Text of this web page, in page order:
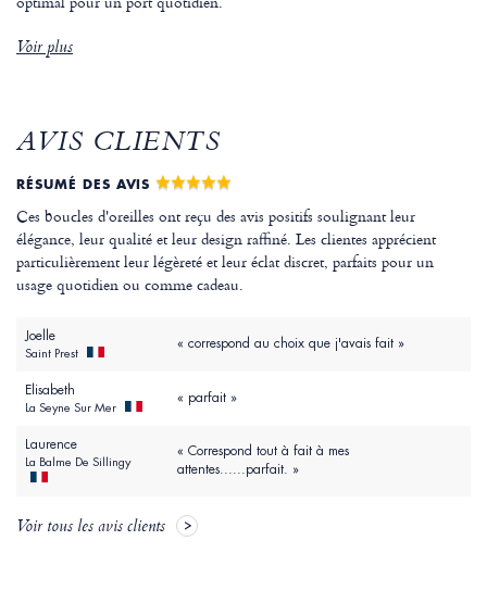
Voir plus
AVIS CLIENTS
RÉSUMÉ DES AVIS
Ces boucles d'oreilles ont reçu des avis positifs soulignant leur
élégance, leur qualité et leur design raffiné. Les clientes apprécient
particulièrement leur légèreté et leur éclat discret, parfaits pour un
usage quotidien ou comme cadeau.
Joelle
Saint Prest
« correspond au choix que j'avais fait »
Elisabeth
La Seyne Sur Mer
« parfait »
Laurence
La Balme De Sillingy
« Correspond tout à fait à mes
attentes......parfait. »
Voir tous les avis clients